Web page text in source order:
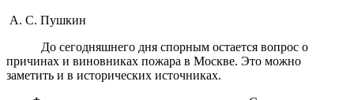
А. С. Пушкин
До сегодняшнего дня спорным остается вопрос о
причинах и виновниках пожара в Москве. Это можно
заметить и в исторических источниках.